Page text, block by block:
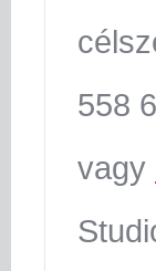
558
vagy